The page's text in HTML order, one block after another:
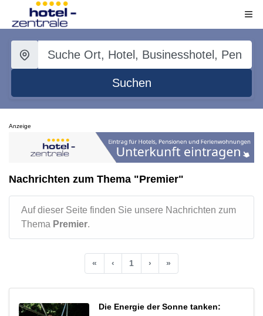
Suchen
Anzeige
Nachrichten zum Thema "Premier"
Auf dieser Seite finden Sie unsere Nachrichten zum
Thema Premier.
« ‹ 1 › »
Die Energie der Sonne tanken: